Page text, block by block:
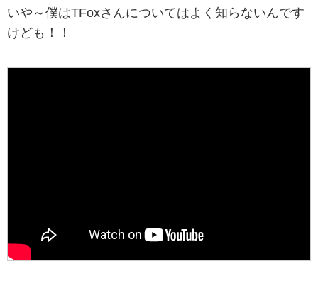
いや～僕はTFoxさんについてはよく知らないんです
けども！！